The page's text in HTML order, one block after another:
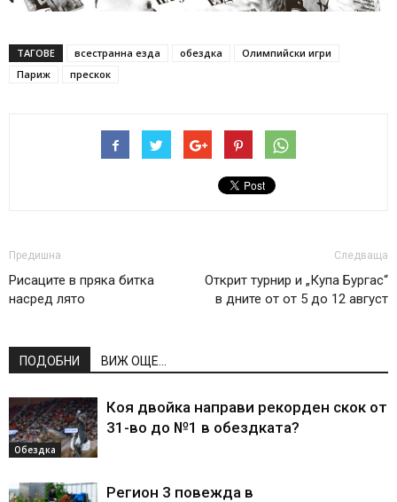
ТАГОВЕ всестранна езда обездка
Олимпийски игри
Париж
прескок
Предишна
Рисаците в пряка битка
насред лято
Следваща
Открит турнир и „Купа Бургас“
в дните от от 5 до 12 август
ПОДОБНИ ВИЖ ОЩЕ...
Обездка
Коя двойка направи рекорден скок от
31-во до №1 в обездката?
Регион 3 повежда в